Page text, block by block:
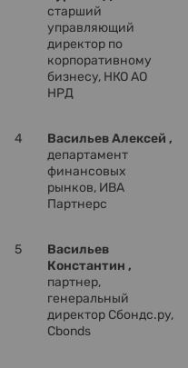
старший
управляющий
директор по
корпоративному
бизнесу, НКО АО
НРД
4
Васильев Алексей ,
департамент
финансовых
рынков, ИВА
Партнерс
5
Васильев
Константин ,
партнер,
генеральный
директор Сбондс.ру,
Cbonds